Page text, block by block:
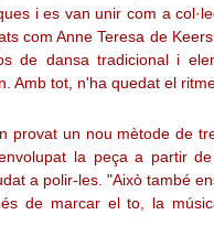
i es van unir com a
com Anne Teresa de
de dansa tradicional i
Amb tot, n'ha quedat el
provat un nou mètode de
la peça a partir
a polir-les. "Això també
de marcar el to, la